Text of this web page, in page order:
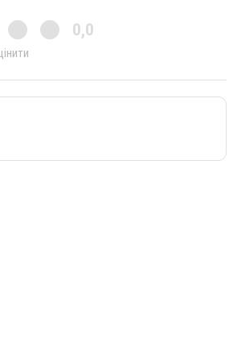
0,0